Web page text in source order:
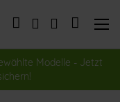
Mein
Modelle - Jetzt